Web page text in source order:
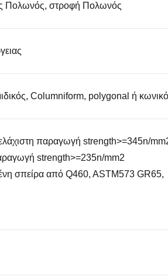
Πολωνός, στροφή Πολωνός
Columniform, polygonal ή
παραγωγή strength>=345n/
strength>=235n/mm2
σπείρα από Q460, ASTM573 GR65,